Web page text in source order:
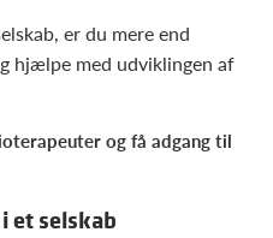
er du mere end
hjælpe med udviklingen af
og få adgang til
et selskab